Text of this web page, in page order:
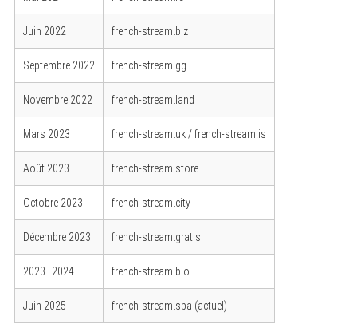
Juin 2022 french-stream.biz
Septembre 2022 french-stream.gg
Novembre 2022 french-stream.land
Mars 2023 french-stream.uk / french-stream.is
Août 2023 french-stream.store
Octobre 2023 french-stream.city
Décembre 2023 french-stream.gratis
2023–2024 french-stream.bio
Juin 2025 french-stream.spa (actuel)